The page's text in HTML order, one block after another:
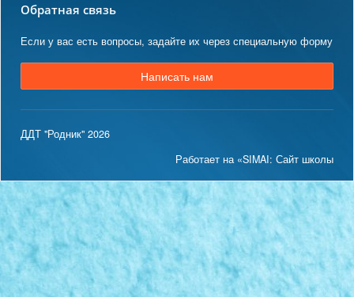
Обратная связь
Если у вас есть вопросы, задайте их через специальную форму
Написать нам
ДДТ "Родник" 2026
Работает на «SIMAI: Сайт школы